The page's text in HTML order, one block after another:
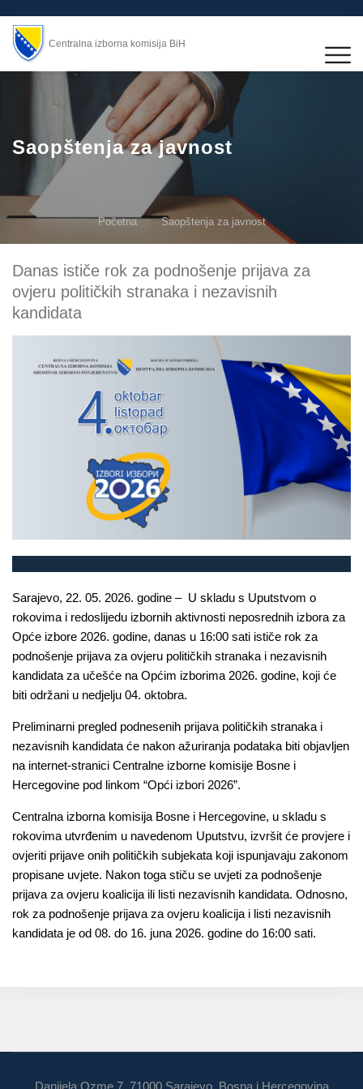
Centralna izborna komisija BiH
Saopštenja za javnost
Početna Saopštenja za javnost
Danas ističe rok za podnošenje prijava za
ovjeru političkih stranaka i nezavisnih
kandidata
Sarajevo, 22. 05. 2026. godine – U skladu s Uputstvom o
rokovima i redoslijedu izbornih aktivnosti neposrednih izbora za
Opće izbore 2026. godine, danas u 16:00 sati ističe rok za
podnošenje prijava za ovjeru političkih stranaka i nezavisnih
kandidata za učešće na Općim izborima 2026. godine, koji će
biti održani u nedjelju 04. oktobra.
Preliminarni pregled podnesenih prijava političkih stranaka i
nezavisnih kandidata će nakon ažuriranja podataka biti objavljen
na internet-stranici Centralne izborne komisije Bosne i
Hercegovine pod linkom “Opći izbori 2026”.
Centralna izborna komisija Bosne i Hercegovine, u skladu s
rokovima utvrđenim u navedenom Uputstvu, izvršit će provjere i
ovjeriti prijave onih političkih subjekata koji ispunjavaju zakonom
propisane uvjete. Nakon toga stiču se uvjeti za podnošenje
prijava za ovjeru koalicija ili listi nezavisnih kandidata. Odnosno,
rok za podnošenje prijava za ovjeru koalicija i listi nezavisnih
kandidata je od 08. do 16. juna 2026. godine do 16:00 sati.